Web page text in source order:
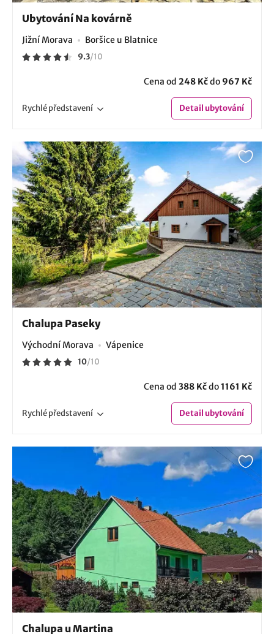
Ubytování Na kovárně
Jižní Morava Boršice u Blatnice
9.3/10
Cena od 248 Kčdo 967 Kč
Rychlépředstavení Detailubytování
Chalupa Paseky
Východní Morava Vápenice
10/10
Cena od 388 Kčdo1161 Kč
Rychlépředstavení Detailubytování
Chalupa u Martina